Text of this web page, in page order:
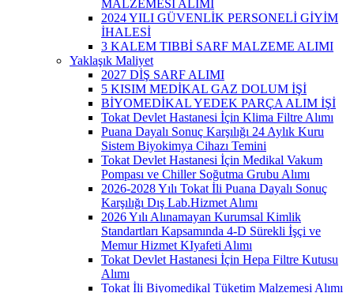
MALZEMESİ ALIMI
2024 YILI GÜVENLİK PERSONELİ GİYİM
İHALESİ
3 KALEM TIBBİ SARF MALZEME ALIMI
Yaklaşık Maliyet
2027 DİŞ SARF ALIMI
5 KISIM MEDİKAL GAZ DOLUM İŞİ
BİYOMEDİKAL YEDEK PARÇA ALIM İŞİ
Tokat Devlet Hastanesi İçin Klima Filtre Alımı
Puana Dayalı Sonuç Karşılığı 24 Aylık Kuru
Sistem Biyokimya Cihazı Temini
Tokat Devlet Hastanesi İçin Medikal Vakum
Pompası ve Chiller Soğutma Grubu Alımı
2026-2028 Yılı Tokat İli Puana Dayalı Sonuç
Karşılığı Dış Lab.Hizmet Alımı
2026 Yılı Alınamayan Kurumsal Kimlik
Standartları Kapsamında 4-D Sürekli İşçi ve
Memur Hizmet KIyafeti Alımı
Tokat Devlet Hastanesi İçin Hepa Filtre Kutusu
Alımı
Tokat İli Biyomedikal Tüketim Malzemesi Alımı